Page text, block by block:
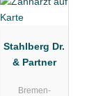
Stahlberg Dr.
& Partner
Bremen-